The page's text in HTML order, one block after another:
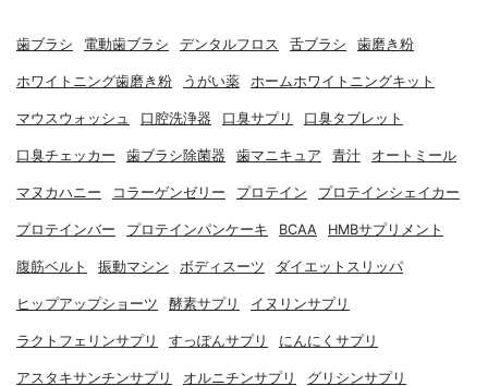
歯ブラシ 電動歯ブラシ デンタルフロス 舌ブラシ 歯磨き粉
ホワイトニング歯磨き粉 うがい薬 ホームホワイトニングキット
マウスウォッシュ 口腔洗浄器 口臭サプリ 口臭タブレット
口臭チェッカー 歯ブラシ除菌器 歯マニキュア 青汁 オートミール
マヌカハニー コラーゲンゼリー プロテイン プロテインシェイカー
プロテインバー プロテインパンケーキ BCAA HMBサプリメント
腹筋ベルト 振動マシン ボディスーツ ダイエットスリッパ
ヒップアップショーツ 酵素サプリ イヌリンサプリ
ラクトフェリンサプリ すっぽんサプリ にんにくサプリ
アスタキサンチンサプリ オルニチンサプリ グリシンサプリ